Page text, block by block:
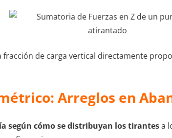
fracción de carga vertical directamente
Arreglos en
según cómo se distribuyan los tirantesa